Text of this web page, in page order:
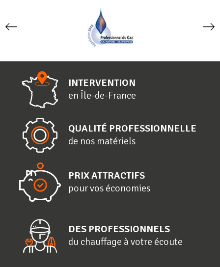
INTERVENTION
en Île-de-France
QUALITÉ PROFESSIONNELLE
de nos matériels
PRIX ATTRACTIFS
pour vos économies
DES PROFESSIONNELS
du chauffage à votre écoute